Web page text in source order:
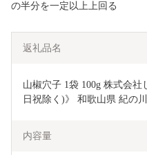
の半分を一定以上上回る
返礼品名
山椒穴子 1袋 100g 株式会
日祝除く)》 和歌山県 紀の
内容量